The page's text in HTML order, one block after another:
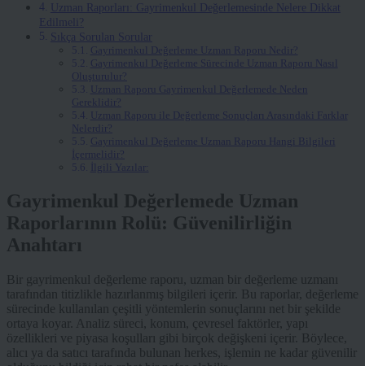
Uzman Raporları: Gayrimenkul Değerlemesinde Nelere Dikkat
Edilmeli?
Sıkça Sorulan Sorular
Gayrimenkul Değerleme Uzman Raporu Nedir?
Gayrimenkul Değerleme Sürecinde Uzman Raporu Nasıl
Oluşturulur?
Uzman Raporu Gayrimenkul Değerlemede Neden
Gereklidir?
Uzman Raporu ile Değerleme Sonuçları Arasındaki Farklar
Nelerdir?
Gayrimenkul Değerleme Uzman Raporu Hangi Bilgileri
İçermelidir?
İlgili Yazılar:
Gayrimenkul Değerlemede Uzman
Raporlarının Rolü: Güvenilirliğin
Anahtarı
Bir gayrimenkul değerleme raporu, uzman bir değerleme uzmanı
tarafından titizlikle hazırlanmış bilgileri içerir. Bu raporlar, değerleme
sürecinde kullanılan çeşitli yöntemlerin sonuçlarını net bir şekilde
ortaya koyar. Analiz süreci, konum, çevresel faktörler, yapı
özellikleri ve piyasa koşulları gibi birçok değişkeni içerir. Böylece,
alıcı ya da satıcı tarafında bulunan herkes, işlemin ne kadar güvenilir